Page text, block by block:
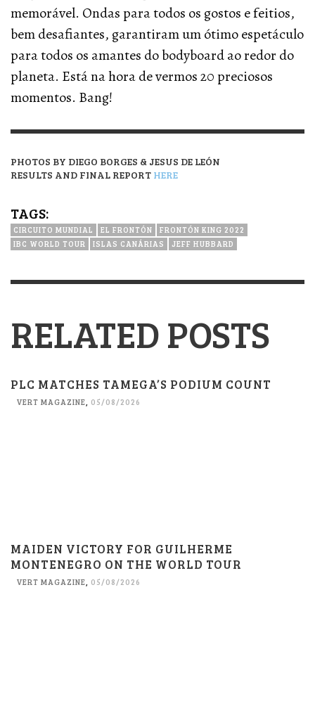
memorável. Ondas para todos os gostos e feitios,
bem desafiantes, garantiram um ótimo espetáculo
para todos os amantes do bodyboard ao redor do
planeta. Está na hora de vermos 20 preciosos
momentos. Bang!
PHOTOS BY DIEGO BORGES & JESUS DE LEÓN
RESULTS AND FINAL REPORT HERE
TAGS:
CIRCUITO MUNDIAL EL FRONTÓN
FRONTÓN KING 2022
IBC WORLD TOUR
ISLAS CANÁRIAS JEFF HUBBARD
RELATED POSTS
PLC MATCHES TAMEGA’S PODIUM COUNT
VERT MAGAZINE 05/08/2026
MAIDEN VICTORY FOR GUILHERME
MONTENEGRO ON THE WORLD TOUR
VERT MAGAZINE, 05/08/2026